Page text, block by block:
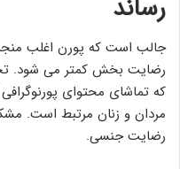
رساند
جالب است که پورن اغلب
رضایت بخش کمتر می شود.
که تماشای محتوای
مردان و زنان مرتبط است.
رضایت جنسی.